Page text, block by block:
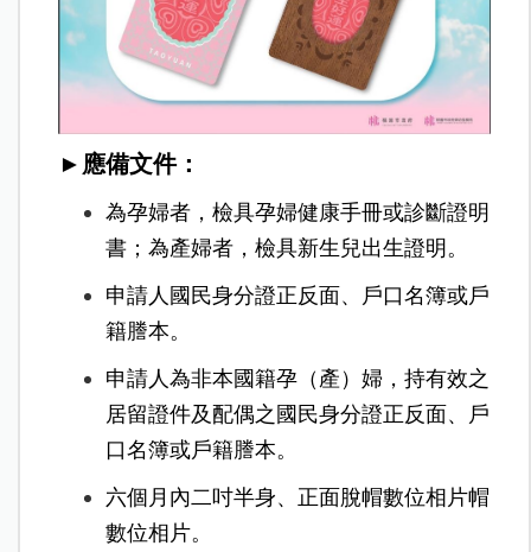
►應備文件：
為孕婦者，檢具孕婦健康手冊或診斷證明
書；為產婦者，檢具新生兒出生證明。
申請人國民身分證正反面、戶口名簿或戶
籍謄本。
申請人為非本國籍孕（產）婦，持有效之
居留證件及配偶之國民身分證正反面、戶
口名簿或戶籍謄本。
六個月內二吋半身、正面脫帽數位相片帽
數位相片。